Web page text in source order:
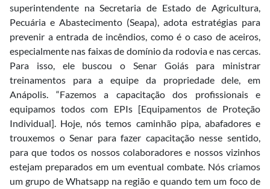
superintendente na Secretaria de Estado de Agricultura,
Pecuária e Abastecimento (Seapa), adota estratégias para
prevenir a entrada de incêndios, como é o caso de aceiros,
especialmente nas faixas de domínio da rodovia e nas cercas.
Para isso, ele buscou o Senar Goiás para ministrar
treinamentos para a equipe da propriedade dele, em
Anápolis. “Fazemos a capacitação dos profissionais e
equipamos todos com EPIs [Equipamentos de Proteção
Individual]. Hoje, nós temos caminhão pipa, abafadores e
trouxemos o Senar para fazer capacitação nesse sentido,
para que todos os nossos colaboradores e nossos vizinhos
estejam preparados em um eventual combate. Nós criamos
um grupo de Whatsapp na região e quando tem um foco de